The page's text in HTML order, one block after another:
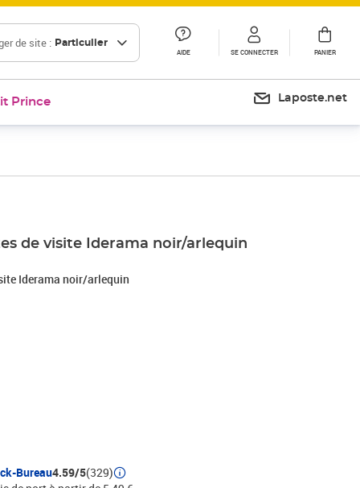
de site : Particulier
AIDE SE CONNECTER PANIER
Prince Laposte.net
de visite Iderama noir/arlequin
Iderama noir/arlequin
Bureau4.59/5(329)